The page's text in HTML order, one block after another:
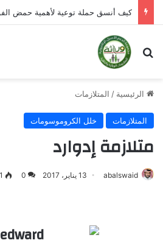
كيف أنسق حملة توعية لأهمية حمض
بحث عن
الرئيسية / المتلازمات
المتلازمات خلل الكروموسومات
متلازمة إدوارد
abalswaid 13 يناير، 2017 0